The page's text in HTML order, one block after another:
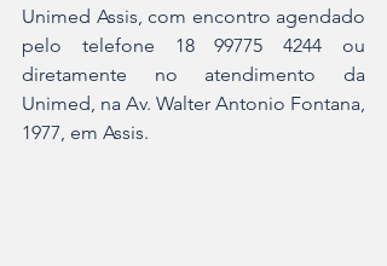
Unimed Assis, com encontro agendado
pelo telefone 18 99775 4244 ou
diretamente no atendimento da
Unimed, na Av. Walter Antonio Fontana,
1977, em Assis.